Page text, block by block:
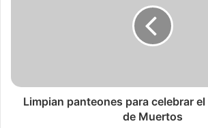
Limpian panteones para celebrar
de Muertos